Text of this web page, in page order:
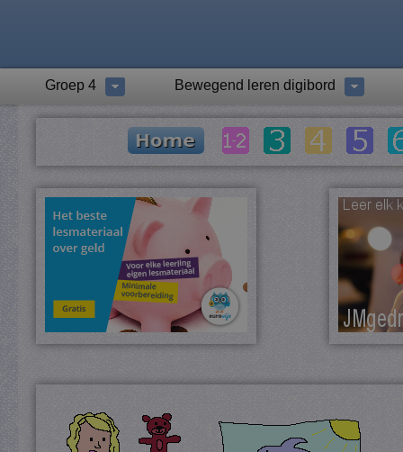
Groep 4 Bewegend leren digibord